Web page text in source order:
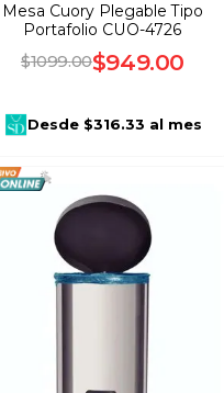
Mesa Cuory Plegable Tipo
Portafolio CUO-4726
$1099.00$949.00
Desde$316.33 al mes